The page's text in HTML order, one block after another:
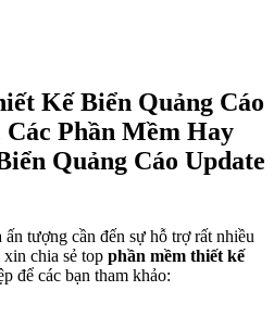
Kế Biển Quảng Cáo
Phần Mềm Hay
Quảng Cáo Update
tượng cần đến sự hỗ trợ rất nhiều
chia sẻ top phần mềm thiết kế
để các bạn tham khảo: